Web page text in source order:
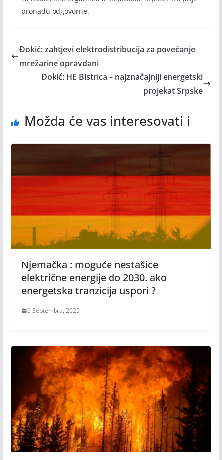
pronađu odgovorne.
Đokić: zahtjevi elektrodistribucija za povećanje
mrežarine opravdani
Đokić: HE Bistrica – najznačajniji energetski
projekat Srpske
Možda će vas interesovati i
Njemačka : moguće nestašice
električne energije do 2030. ako
energetska tranzicija uspori ?
6 Septembra, 2025